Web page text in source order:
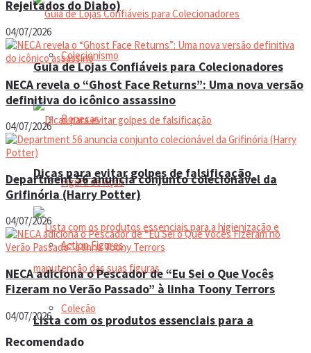
Colecionismo
Bonecas
Figura de Ação
Action Figures
Coleção
Guia de Lojas Confiáveis para Colecionadores
Dicas para evitar golpes de falsificação
Lista com os produtos essenciais para a
Rejeitados do Diabo)
04/07/2026
NECA revela o “Ghost Face Returns”: Uma nova versão
definitiva do icônico assassino
04/07/2026
Department 56 anuncia conjunto colecionável da
Grifinória (Harry Potter)
04/07/2026
NECA adiciona o Pescador de “Eu Sei o Que Vocês
Fizeram no Verão Passado” à linha Toony Terrors
04/07/2026
Recomendado